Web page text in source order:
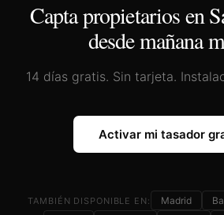
Capta propietarios en
desde mañana
14 días gratis. Sin tarjeta.
Activar mi tasador
TAMBIÉN DISPONIBLE EN: Madrid